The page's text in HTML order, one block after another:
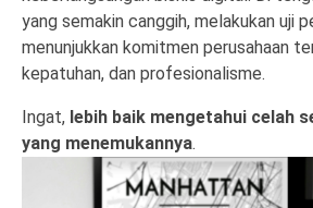
yang semakin canggih, melakukan uji
menunjukkan komitmen perusahaan
kepatuhan, dan profesionalisme.
Ingat, lebih baik mengetahui celah
yang menemukannya.